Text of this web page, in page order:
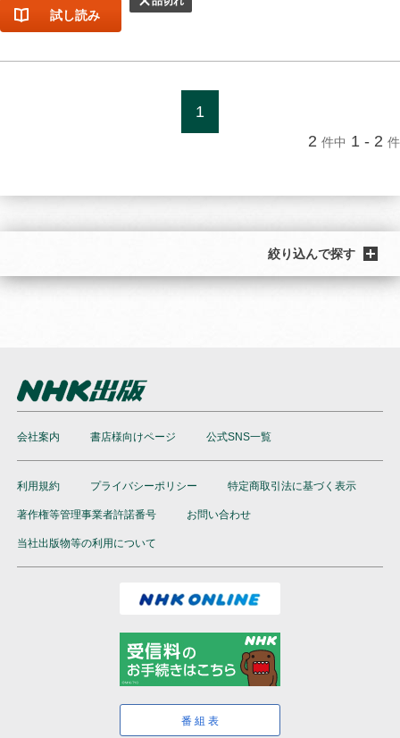
試し読み
1
2 件中 1 - 2 件
絞り込んで探す
会社案内 書店様向けページ 公式SNS一覧
利用規約 プライバシーポリシー 特定商取引法に基づく表示
著作権等管理事業者許諾番号 お問い合わせ
当社出版物等の利用について
番組表